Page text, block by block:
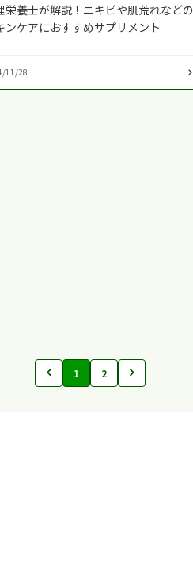
栄養士が解説！ニキビや肌荒れなどの
ンケアにおすすめサプリメント
11/28
1 2